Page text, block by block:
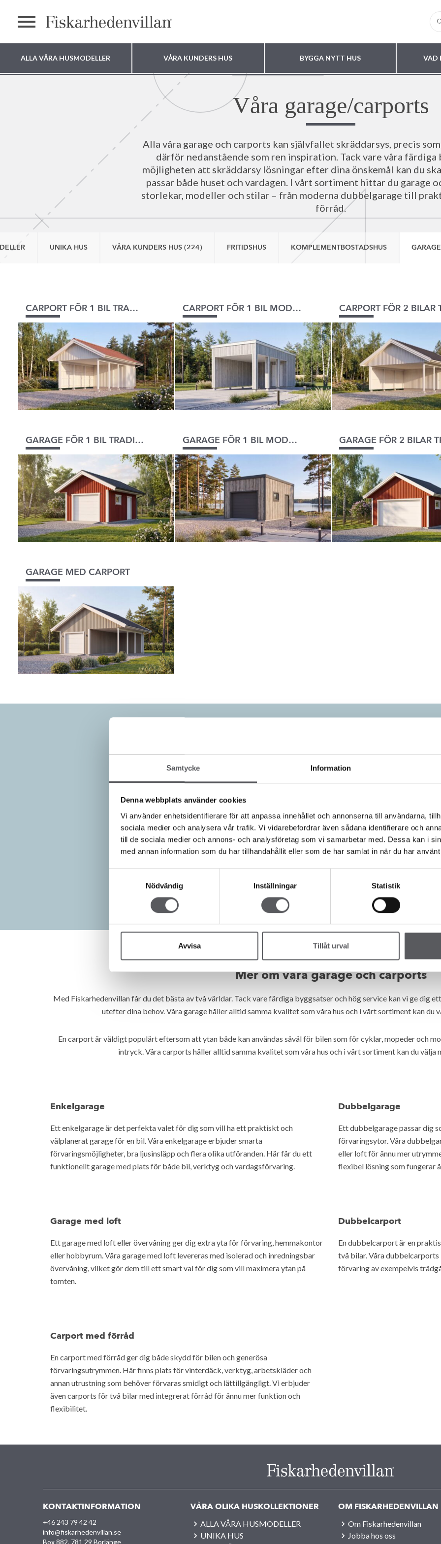
Samtycke Information
Denna webbplats använder cookies
Vi använder enhetsidentifierare för att anpassa innehållet och annonserna till användarna,
sociala medier och analysera vår trafik. Vi vidarebefordrar även sådana identifierare och
till de sociala medier och annons- och analysföretag som vi samarbetar med. Dessa kan i
med annan information som du har tillhandahållit eller som de har samlat in när du har
Nödvändig
Inställningar Statistik
Avvisa Tillåt urval
ALLA VÅRA HUSMODELLER VÅRA KUNDERS HUS BYGGA NYTT HUS VAD
Var vill du bygga
ditt hus?
Våra garage/carports
Alla våra garage och carports kan självfallet skräddarsys, precis som
därför nedanstående som ren inspiration. Tack vare våra färdiga
möjligheten att skräddarsy lösningar efter dina önskemål kan du
passar både huset och vardagen. I vårt sortiment hittar du garage
storlekar, modeller och stilar – från moderna dubbelgarage till
förråd.
UNIKA HUS VÅRA KUNDERS HUS (224) FRITIDSHUS KOMPLEMENTBOSTADSHUS
CARPORT FÖR 1 BIL TRADITIONELL CARPORT FÖR 1 BIL MODERN
GARAGE FÖR 1 BIL TRADITIONELL GARAGE FÖR 1 BIL MODERN
GARAGE MED CARPORT
Vi finns här för
Sedan 1993 har vi som hustillverkare
alltid byggt hus i lösvirke. Det innebär
en bräda i taget. Detta gör att du som
hur ditt hus ska se ut i en väldigt hög
en frihet som för dig som kund innebär
Mer om våra garage och carports
Med Fiskarhedenvillan får du det bästa av två världar. Tack vare färdiga byggsatser och hög service kan vi ge dig
utefter dina behov. Våra garage håller alltid samma kvalitet som våra hus och i vårt sortiment kan du
En carport är väldigt populärt eftersom att ytan både kan användas såväl för bilen som för cyklar, mopeder och
intryck. Våra carports håller alltid samma kvalitet som våra hus och i vårt sortiment kan du välja
Enkelgarage
Ett enkelgarage är det perfekta valet för dig som vill ha ett praktiskt och
välplanerat garage för en bil. Våra enkelgarage erbjuder smarta
förvaringsmöjligheter, bra ljusinsläpp och flera olika utföranden. Här får du ett
funktionellt garage med plats för både bil, verktyg och vardagsförvaring.
Dubbelgarage
Ett dubbelgarage passar dig
förvaringsytor. Våra
eller loft för ännu mer
flexibel lösning som fungerar
Garage med loft
Ett garage med loft eller övervåning ger dig extra yta för förvaring, hemmakontor
eller hobbyrum. Våra garage med loft levereras med isolerad och inredningsbar
övervåning, vilket gör dem till ett smart val för dig som vill maximera ytan på
tomten.
Dubbelcarport
En dubbelcarport är en
två bilar. Våra
förvaring av exempelvis
Carport med förråd
En carport med förråd ger dig både skydd för bilen och generösa
förvaringsutrymmen. Här finns plats för vinterdäck, verktyg, arbetskläder och
annan utrustning som behöver förvaras smidigt och lättillgängligt. Vi erbjuder
även carports för två bilar med integrerat förråd för ännu mer funktion och
flexibilitet.
KONTAKTINFORMATION
+46 243 79 42 42
info@fiskarhedenvillan.se
Box 882, 781 29 Borlänge
VÅRA OLIKA HUSKOLLEKTIONER
ALLA VÅRA HUSMODELLER
UNIKA HUS
OM FISKARHEDENVILLAN
Om Fiskarhedenvillan
Jobba hos oss